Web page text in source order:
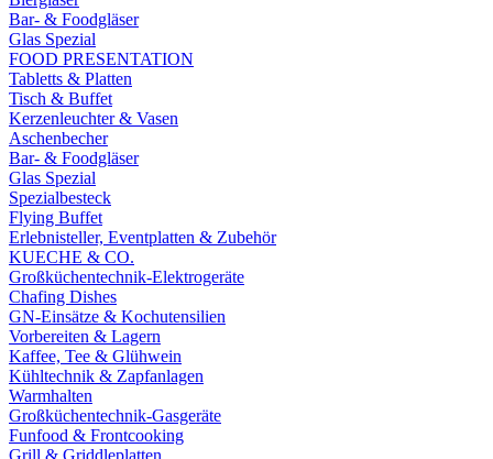
Bar- & Foodgläser
Glas Spezial
FOOD PRESENTATION
Tabletts & Platten
Tisch & Buffet
Kerzenleuchter & Vasen
Aschenbecher
Bar- & Foodgläser
Glas Spezial
Spezialbesteck
Flying Buffet
Erlebnisteller, Eventplatten & Zubehör
KUECHE & CO.
Großküchentechnik-Elektrogeräte
Chafing Dishes
GN-Einsätze & Kochutensilien
Vorbereiten & Lagern
Kaffee, Tee & Glühwein
Kühltechnik & Zapfanlagen
Warmhalten
Großküchentechnik-Gasgeräte
Funfood & Frontcooking
Grill & Griddleplatten